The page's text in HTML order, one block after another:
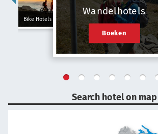
Bike Hotels
Wandelhotels
Boeken
Search hotel on map